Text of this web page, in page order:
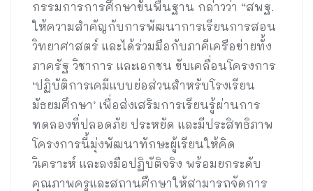
กรรมการการศึกษาขั้นพื้นฐาน กล่าวว่า “สพฐ.
ให้ความสำคัญกับการพัฒนาการเรียนการสอน
วิทยาศาสตร์ และได้ร่วมมือกับภาคีเครือข่ายทั้ง
ภาครัฐ วิชาการ และเอกชน ขับเคลื่อนโครงการ
‘ปฏิบัติการเคมีแบบย่อส่วนสำหรับโรงเรียน
มัธยมศึกษา’ เพื่อส่งเสริมการเรียนรู้ผ่านการ
ทดลองที่ปลอดภัย ประหยัด และมีประสิทธิภาพ
โครงการนี้มุ่งพัฒนาทักษะผู้เรียนให้คิด
วิเคราะห์ และลงมือปฏิบัติจริง พร้อมยกระดับ
คุณภาพครูและสถานศึกษาให้สามารถจัดการ